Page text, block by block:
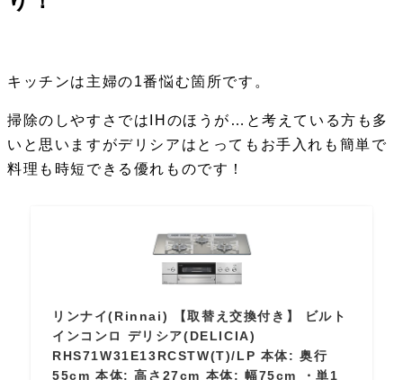
キッチンは主婦の1番悩む箇所です。
掃除のしやすさではIHのほうが…と考えている方も多
いと思いますがデリシアはとってもお手入れも簡単で
料理も時短できる優れものです！
リンナイ(Rinnai) 【取替え交換付き】 ビルト
インコンロ デリシア(DELICIA)
RHS71W31E13RCSTW(T)/LP 本体: 奥行
55cm 本体: 高さ27cm 本体: 幅75cm ・単1